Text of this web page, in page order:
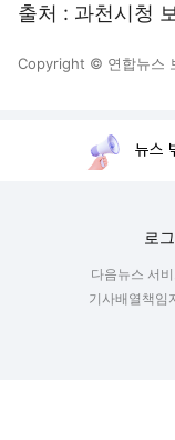
출처 : 과천시청
Copyright © 연합뉴스
뉴스
로
다음뉴스 서
기사배열책임